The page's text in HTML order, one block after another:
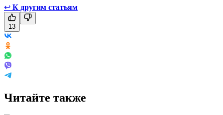
↩ К другим статьям
13
Читайте также